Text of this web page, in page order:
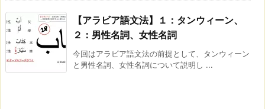
【アラビア語文法】１：タンウィーン、
２：男性名詞、女性名詞
今回はアラビア語文法の前提として、タンウィーン
と男性名詞、女性名詞について説明し ...